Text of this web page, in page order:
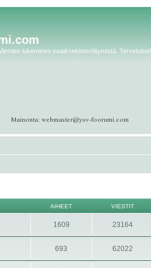
lukeminen vaatii rekisteröitymistä. Tervetuloa!
AIHEET VIESTIT
1609 23164
693 62022